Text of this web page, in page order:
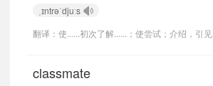
ˌɪntrəˈdjuːs
翻译：使......初次了解......；使尝试；介绍，引见
classmate